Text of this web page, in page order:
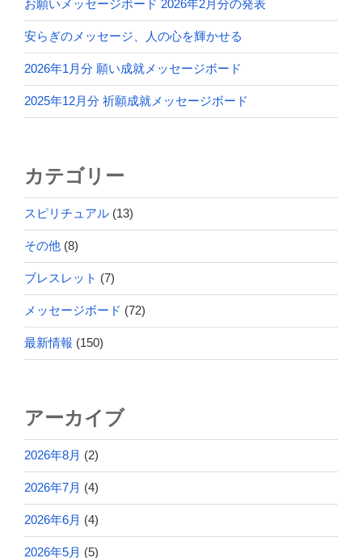
お願いメッセージボード 2026年2月分の発表
安らぎのメッセージ、人の心を輝かせる
2026年1月分 願い成就メッセージボード
2025年12月分 祈願成就メッセージボード
カテゴリー
スピリチュアル (13)
その他 (8)
ブレスレット (7)
メッセージボード (72)
最新情報 (150)
アーカイブ
2026年8月 (2)
2026年7月 (4)
2026年6月 (4)
2026年5月 (5)